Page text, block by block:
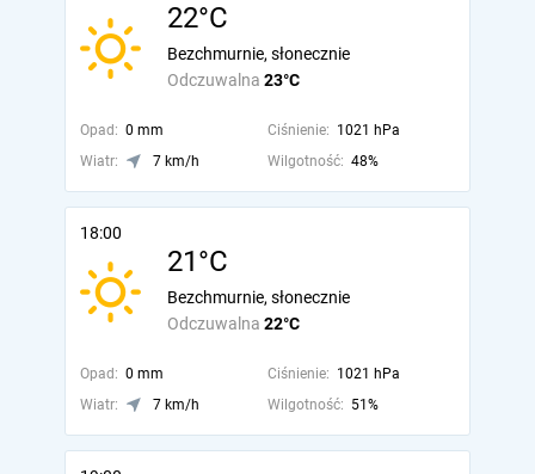
22°C
Odczuwalna 23°C
Bezchmurnie, słonecznie
Opad: 0 mm Ciśnienie: 1021 hPa
Wiatr:
7 km/h Wilgotność: 48%
18:00
21°C
Odczuwalna 22°C
Bezchmurnie, słonecznie
Opad: 0 mm Ciśnienie: 1021 hPa
Wiatr:
7 km/h Wilgotność: 51%